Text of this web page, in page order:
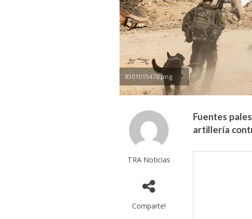
8301015478.png
TRA Noticias
Comparte!
Fuentes
artillería